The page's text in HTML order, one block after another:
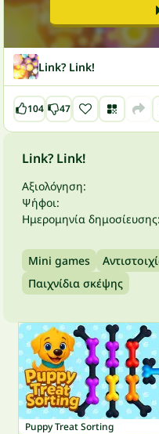
Link? Link!
104 47
Link? Link!
Αξιολόγηση:
Ψήφοι:
Ημερομηνία δημοσίευσης:
Mini games
Παιχνίδια σκέψης
Puppy Treat Sorting